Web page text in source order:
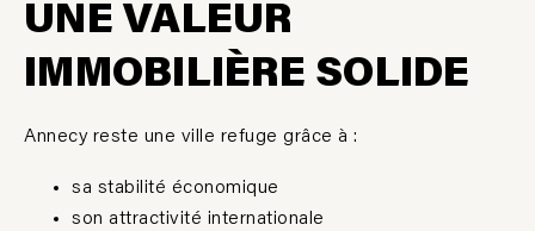
UNE VALEUR
IMMOBILIÈRE SOLIDE
Annecy reste une ville refuge grâce à :
sa stabilité économique
son attractivité internationale